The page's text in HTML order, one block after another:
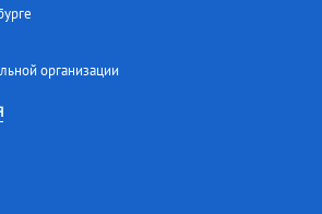
организации